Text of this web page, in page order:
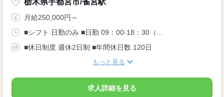
月給250,000円～
■シフト 日勤のみ ■日勤 09：00-18：30（...
■休日制度 週休2日制 ■年間休日数 120日
もっと見る
求人詳細を見る